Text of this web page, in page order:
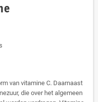
van vitamine C. Daarnaast
die over het algemeen